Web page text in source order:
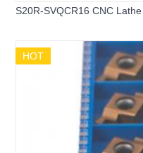
S20R-SVQCR16 CNC
HOT